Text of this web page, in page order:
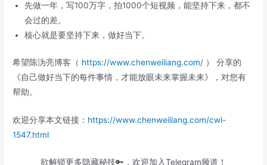
先做一年，写100万字，拍1000个短视频，能坚持下来，都不
会过的差。
核心就是要坚持下来，做好当下。
希望陈沩亮博客（ https://www.chenweiliang.com/ ） 分享的
《自己做好当下的每件事情，才能放眼未来掌握未来》，对您有
帮助。
欢迎分享本文链接： https://www.chenweiliang.com/cwl-
1547.html
欲解锁更多隐藏秘技🔑，欢迎加入Telegram频道！